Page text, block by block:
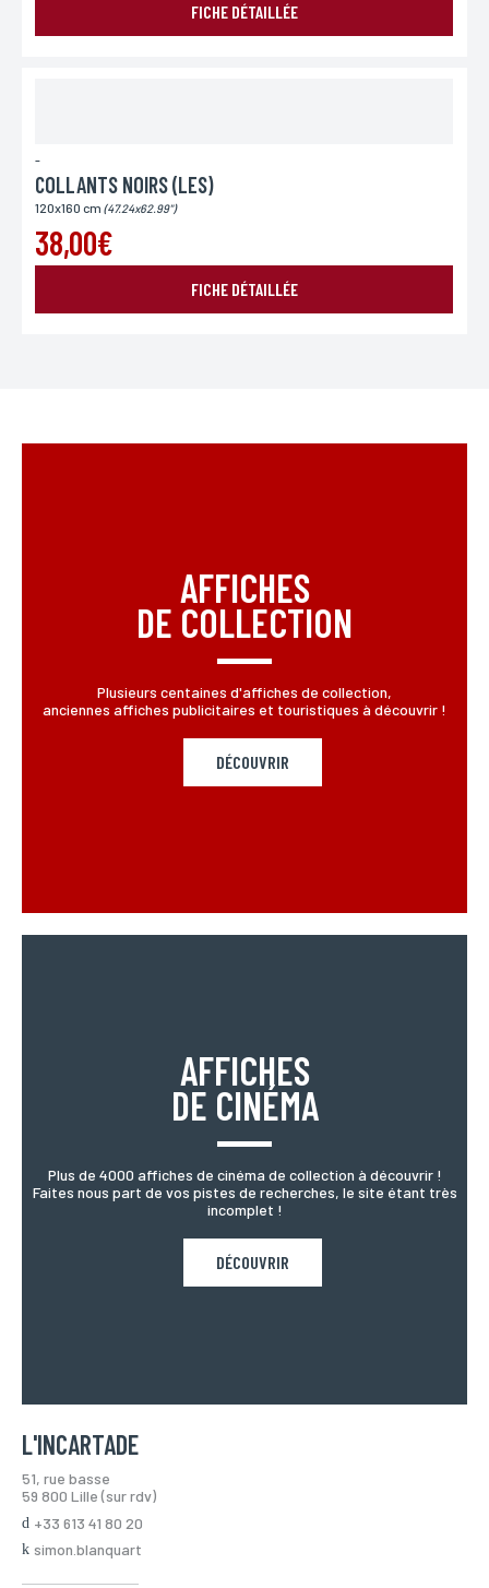
FICHE DÉTAILLÉE
-
COLLANTS NOIRS (LES)
120x160 cm (47.24x62.99")
38,00€
FICHE DÉTAILLÉE
AFFICHES
DE COLLECTION
Plusieurs centaines d'affiches de collection,
anciennes affiches publicitaires et touristiques à découvrir !
DÉCOUVRIR
AFFICHES
DE CINÉMA
Plus de 4000 affiches de cinéma de collection à découvrir !
Faites nous part de vos pistes de recherches, le site étant très
incomplet !
DÉCOUVRIR
L'INCARTADE
51, rue basse
59 800 Lille (sur rdv)
+33 613 41 80 20
simon.blanquart